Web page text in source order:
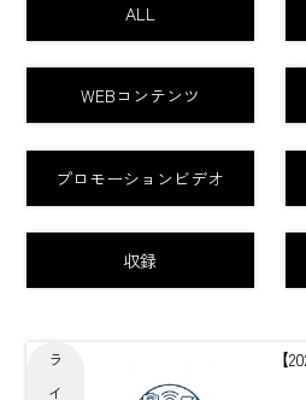
ALL
WEBコンテンツ
プロモーションビデオ
収録
ラ
イ
【